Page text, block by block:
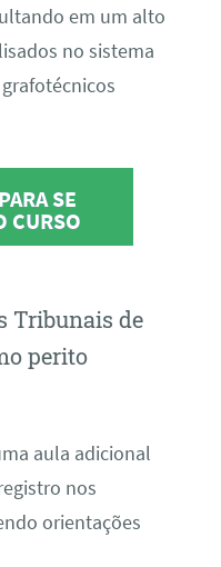
em um alto
no sistema
SE
CURSO
Tribunais de
perito
aula adicional
nos
orientações